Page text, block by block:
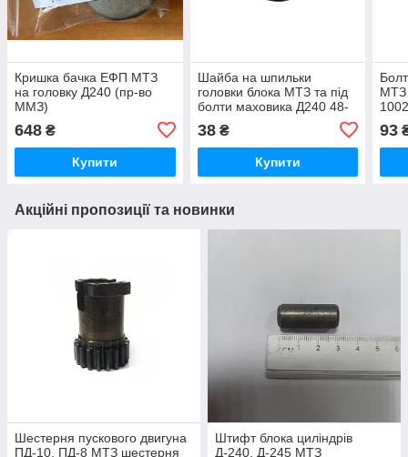
Кришка бачка ЕФП МТЗ
на головку Д240 (пр-во
ММЗ)
648 ₴
Купити
Шайба на шпильки
головки блока МТЗ та під
болти маховика Д240 48-
38₴
Купити
МТЗ
93
Акційні пропозиції та новинки
Шестерня пускового двигуна
ПД-10, ПД-8 МТЗ шестерня
Штифт блока циліндрів
Д-240, Д-245 МТЗ